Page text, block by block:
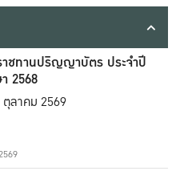
ชทานปริญญาบัตร ประจำปี
2568
ลาคม 2569